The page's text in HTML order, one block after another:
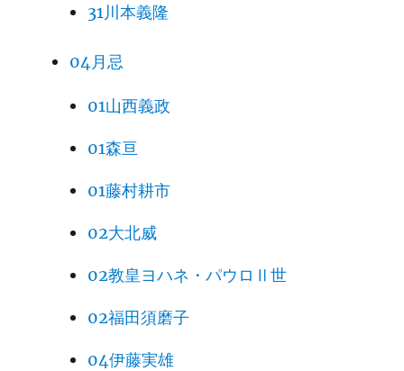
31川本義隆
04月忌
01山西義政
01森亘
01藤村耕市
02大北威
02教皇ヨハネ・パウロⅡ世
02福田須磨子
04伊藤実雄